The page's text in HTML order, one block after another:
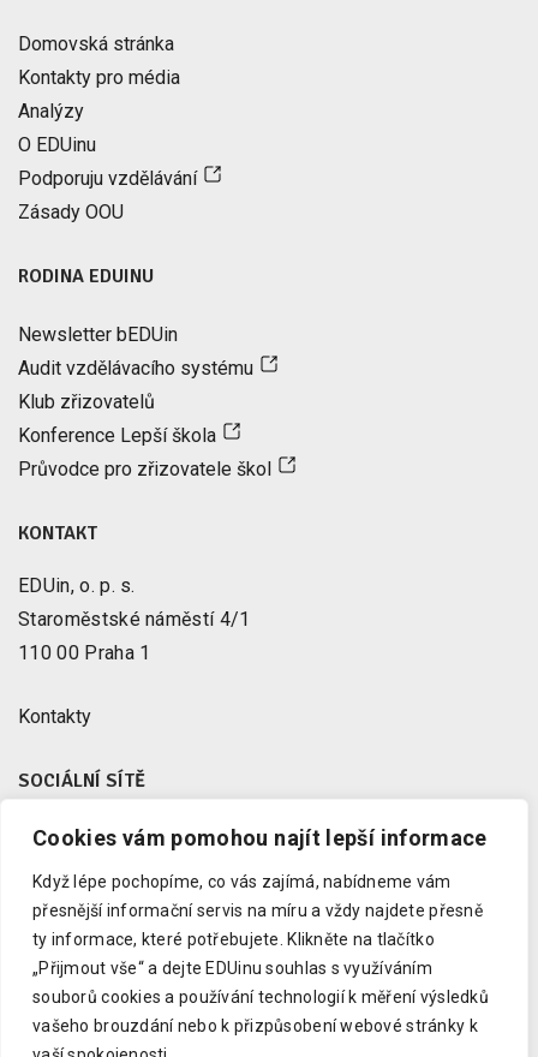
Cookies vám pomohou najít lepší informace
Když lépe pochopíme, co vás zajímá, nabídneme vám
přesnější informační servis na míru a vždy najdete přesně
ty informace, které potřebujete.
Klikněte na tlačítko
„Přijmout vše“ a dejte EDUinu souhlas s využíváním
souborů cookies a používání technologií k měření výsledků
vašeho brouzdání nebo k přizpůsobení webové stránky k
Domovská stránka
Kontakty pro média
Analýzy
O EDUinu
Podporuju vzdělávání
Zásady OOU
RODINA EDUINU
Newsletter bEDUin
Audit vzdělávacího systému
Klub zřizovatelů
Konference Lepší škola
Průvodce pro zřizovatele škol
KONTAKT
EDUin, o. p. s.
Staroměstské náměstí 4/1
110 00 Praha 1
Kontakty
SOCIÁLNÍ SÍTĚ
Facebook
Instagram
Youtube
LinkedIn